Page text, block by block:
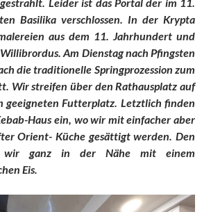
Basilika verschlossen. In der Krypta
aus dem 11. Jahrhundert und
Am Dienstag nach Pfingsten
die traditionelle Springprozession zum
Wir streifen über den Rathausplatz auf
geeigneten Futterplatz. Letztlich finden
Haus ein, wo wir mit einfacher aber
Orient- Küche gesättigt werden. Den
wir ganz in der Nähe mit einem
Eis.